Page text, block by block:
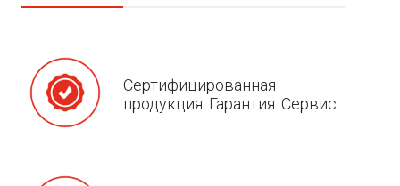
Сертифицированная
продукция. Гарантия. Сервис